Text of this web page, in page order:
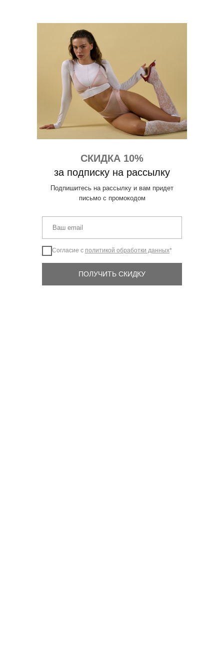
СКИДКА 10%
за подписку на рассылку
Подпишитесь на рассылку и вам придет
письмо с промокодом
Согласие с политикой обработки данных*
ПОЛУЧИТЬ СКИДКУ